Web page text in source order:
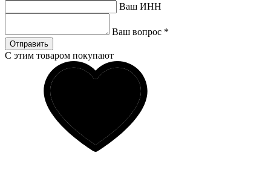
Ваш ИНН
Ваш вопрос *
Отправить
С этим товаром покупают